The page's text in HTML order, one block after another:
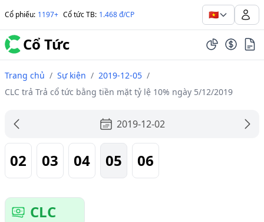
Cổ phiếu: 1197+ Cổ tức TB: 1.468 đ/CP 🇻🇳
Cổ Tức
Trang chủ / Sự kiện / 2019-12-05 /
CLC trả Trả cổ tức bằng tiền mặt tỷ lệ 10% ngày 5/12/2019
2019-12-02
02 03 04 05 06
CLC